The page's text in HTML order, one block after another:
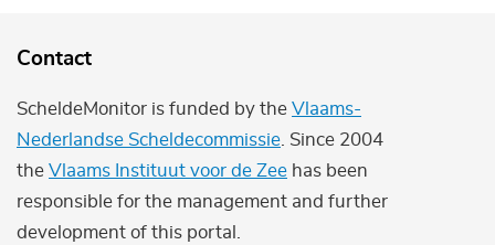
Contact
ScheldeMonitor is funded by the Vlaams-
Nederlandse Scheldecommissie . Since 2004
the Vlaams Instituut voor de Zee has been
responsible for the management and further
development of this portal.